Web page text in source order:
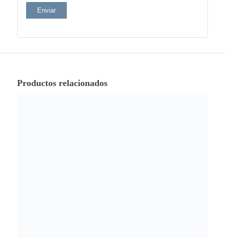
Productos relacionados